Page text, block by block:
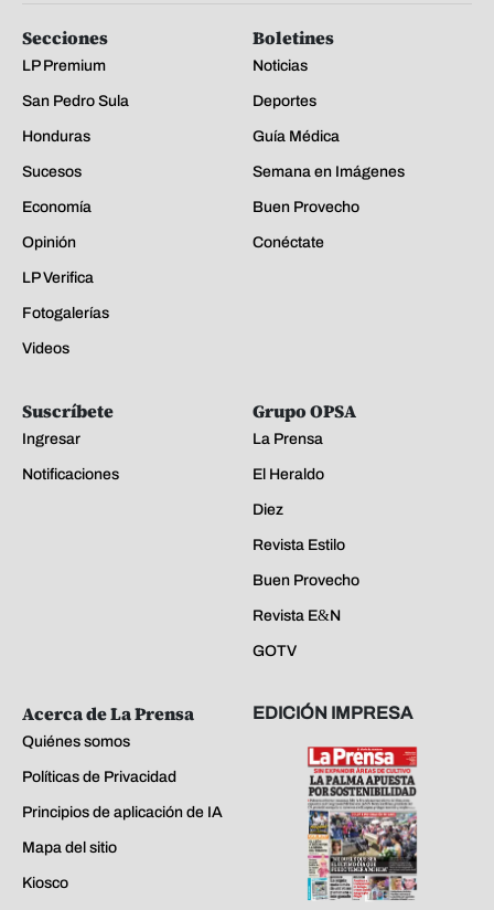
Secciones
LP Premium
San Pedro Sula
Honduras
Sucesos
Economía
Opinión
LP Verifica
Fotogalerías
Videos
Boletines
Noticias
Deportes
Guía Médica
Semana en Imágenes
Buen Provecho
Conéctate
Suscríbete
Ingresar
Notificaciones
Grupo OPSA
La Prensa
El Heraldo
Diez
Revista Estilo
Buen Provecho
Revista E&N
GOTV
Acerca de La Prensa
Quiénes somos
Políticas de Privacidad
Principios de aplicación de IA
Mapa del sitio
Kiosco
EDICIÓN IMPRESA